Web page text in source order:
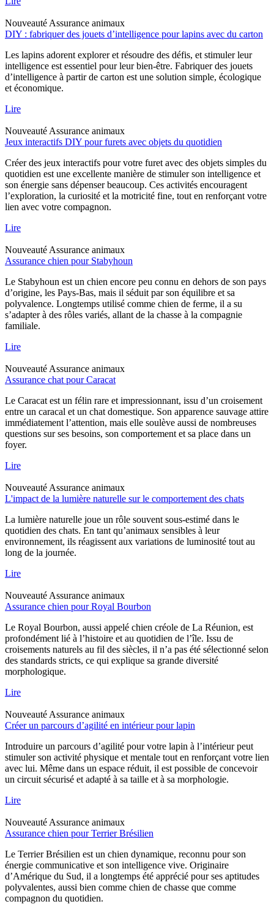
Nouveauté Assurance animaux
DIY : fabriquer des jouets d’intelligence pour lapins avec du carton
Les lapins adorent explorer et résoudre des défis, et stimuler leur
intelligence est essentiel pour leur bien-être. Fabriquer des jouets
d’intelligence à partir de carton est une solution simple, écologique
et économique.
Lire
Nouveauté Assurance animaux
Jeux interactifs DIY pour furets avec objets du quotidien
Créer des jeux interactifs pour votre furet avec des objets simples du
quotidien est une excellente manière de stimuler son intelligence et
son énergie sans dépenser beaucoup. Ces activités encouragent
l’exploration, la curiosité et la motricité fine, tout en renforçant votre
lien avec votre compagnon.
Lire
Nouveauté Assurance animaux
Assurance chien pour Stabyhoun
Le Stabyhoun est un chien encore peu connu en dehors de son pays
d’origine, les Pays-Bas, mais il séduit par son équilibre et sa
polyvalence. Longtemps utilisé comme chien de ferme, il a su
s’adapter à des rôles variés, allant de la chasse à la compagnie
familiale.
Lire
Nouveauté Assurance animaux
Assurance chat pour Caracat
Le Caracat est un félin rare et impressionnant, issu d’un croisement
entre un caracal et un chat domestique. Son apparence sauvage attire
immédiatement l’attention, mais elle soulève aussi de nombreuses
questions sur ses besoins, son comportement et sa place dans un
foyer.
Lire
Nouveauté Assurance animaux
L'impact de la lumière naturelle sur le comportement des chats
La lumière naturelle joue un rôle souvent sous-estimé dans le
quotidien des chats. En tant qu’animaux sensibles à leur
environnement, ils réagissent aux variations de luminosité tout au
long de la journée.
Lire
Nouveauté Assurance animaux
Assurance chien pour Royal Bourbon
Le Royal Bourbon, aussi appelé chien créole de La Réunion, est
profondément lié à l’histoire et au quotidien de l’île. Issu de
croisements naturels au fil des siècles, il n’a pas été sélectionné selon
des standards stricts, ce qui explique sa grande diversité
morphologique.
Lire
Nouveauté Assurance animaux
Créer un parcours d’agilité en intérieur pour lapin
Introduire un parcours d’agilité pour votre lapin à l’intérieur peut
stimuler son activité physique et mentale tout en renforçant votre lien
avec lui. Même dans un espace réduit, il est possible de concevoir
un circuit sécurisé et adapté à sa taille et à sa morphologie.
Lire
Nouveauté Assurance animaux
Assurance chien pour Terrier Brésilien
Le Terrier Brésilien est un chien dynamique, reconnu pour son
énergie communicative et son intelligence vive. Originaire
d’Amérique du Sud, il a longtemps été apprécié pour ses aptitudes
polyvalentes, aussi bien comme chien de chasse que comme
compagnon du quotidien.